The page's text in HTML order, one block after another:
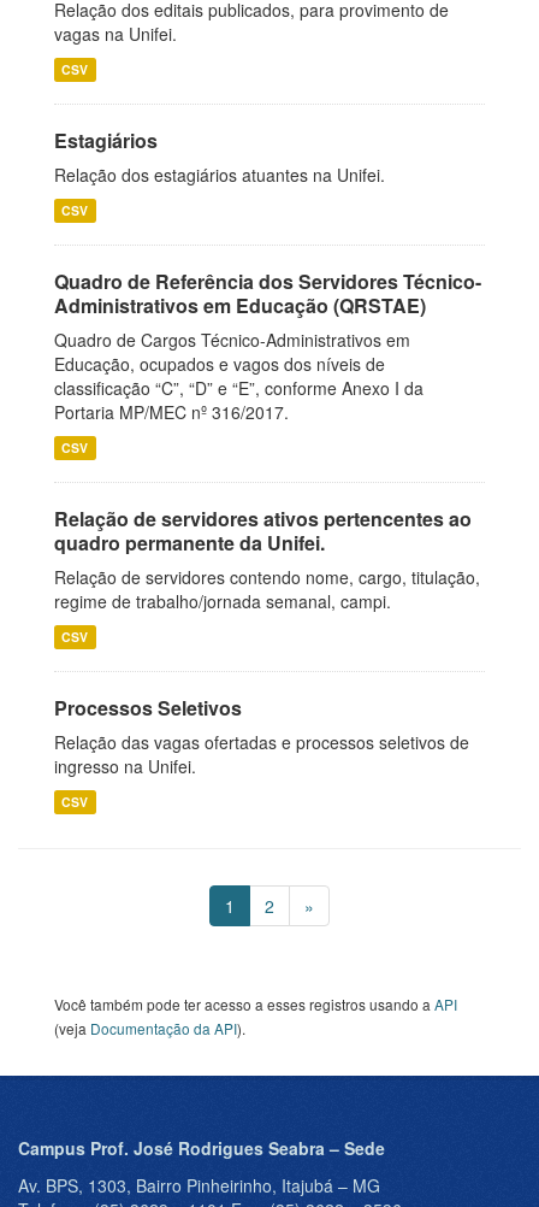
Relação dos editais publicados, para provimento de
vagas na Unifei.
CSV
Estagiários
Relação dos estagiários atuantes na Unifei.
CSV
Quadro de Referência dos Servidores Técnico-
Administrativos em Educação (QRSTAE)
Quadro de Cargos Técnico-Administrativos em
Educação, ocupados e vagos dos níveis de
classificação “C”, “D” e “E”, conforme Anexo I da
Portaria MP/MEC nº 316/2017.
CSV
Relação de servidores ativos pertencentes ao
quadro permanente da Unifei.
Relação de servidores contendo nome, cargo, titulação,
regime de trabalho/jornada semanal, campi.
CSV
Processos Seletivos
Relação das vagas ofertadas e processos seletivos de
ingresso na Unifei.
CSV
1 2 »
Você também pode ter acesso a esses registros usando a API
(veja Documentação da API).
Campus Prof. José Rodrigues Seabra – Sede
Av. BPS, 1303, Bairro Pinheirinho, Itajubá – MG